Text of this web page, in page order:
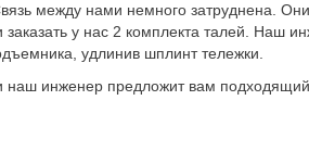
между нами немного затруднена. Они
у нас 2 комплекта талей. Наш
удлинив шплинт тележки.
наш инженер предложит вам подходящий